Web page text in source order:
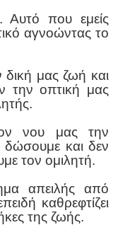
Αυτό που εμείς
αγνοώντας το
μας ζωή και
την οπτική μας
νου μας την
και δεν
τον ομιλητή.
απειλής από
καθρεφτίζει
της ζωής.